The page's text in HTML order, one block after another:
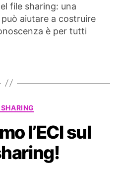
file sharing: una
aiutare a costruire
è per tutti
Categorie
l’ECI sul